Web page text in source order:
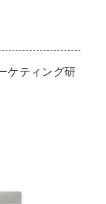
ケティング研